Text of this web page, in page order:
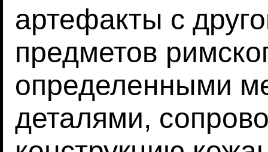
артефакты с
предметов
определенными
деталями,